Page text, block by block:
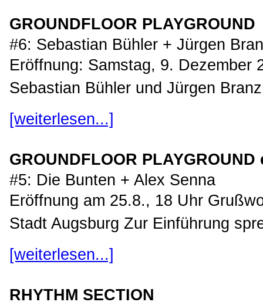
GROUNDFLOOR PLAYGROUND
#6: Sebastian Bühler + Jürgen
Eröffnung: Samstag, 9. Dezember
Sebastian Bühler und Jürgen
[weiterlesen...]
GROUNDFLOOR
#5: Die Bunten + Alex Senna
Eröffnung am 25.8., 18 Uhr
Stadt Augsburg Zur Einführung
[weiterlesen...]
RHYTHM SECTION